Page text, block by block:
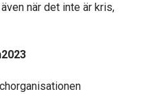
när det inte är kris,